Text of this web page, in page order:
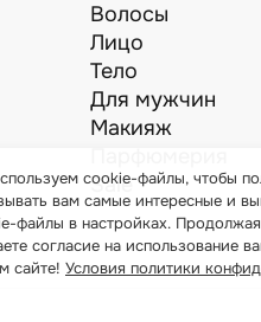
Волосы
Лицо
Тело
Для мужчин
Макияж
Sale
cookie-файлы, чтобы
вам самые интересные и
файлы в настройках.
согласие на использование
сайте! Условия политики